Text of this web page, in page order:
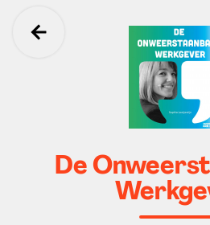
Ga terug
De